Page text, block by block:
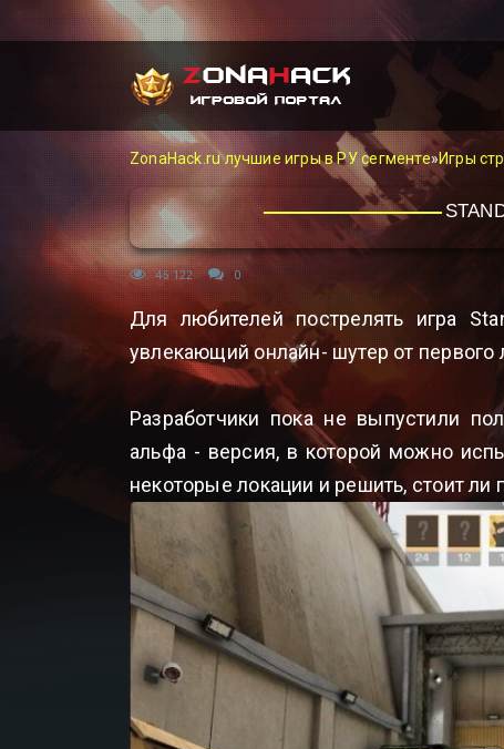
ZonaHack.ru лучшие игры в РУ сегменте»Игры
45 122 0
Для любителей пострелять игра
увлекающий онлайн- шутер от первого
Разработчики пока не выпустили
альфа - версия, в которой можно
некоторые локации и решить, стоит ли